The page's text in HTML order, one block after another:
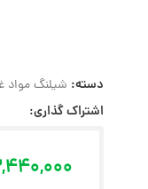
دسته: شیلنگ مواد
اشتراک گذاری: